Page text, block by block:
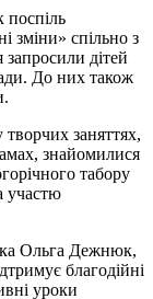
поспіль
зміни» спільно з
дітей
До них також
заняттях,
знайомилися
табору
участю
Ольга Дежнюк,
благодійні
уроки